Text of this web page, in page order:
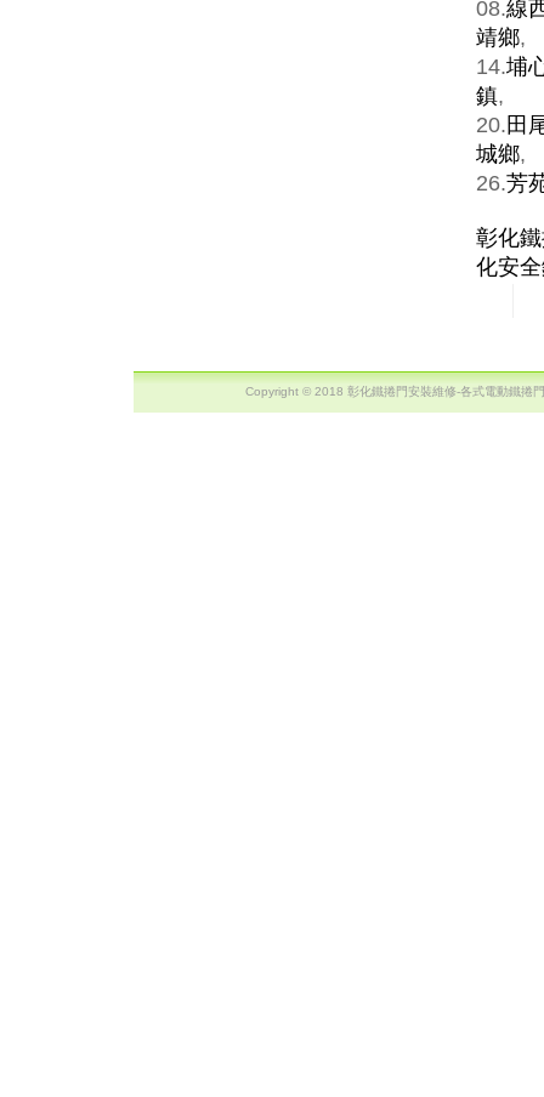
08.線
靖鄉,
14.埔
鎮,
20. 田
城鄉,
26.芳
彰化
化安
Copyright © 2018 彰化鐵捲門安裝維修-各式電動鐵捲